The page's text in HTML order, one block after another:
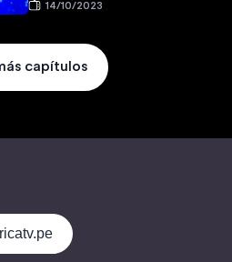
14/10/2023
capítulos